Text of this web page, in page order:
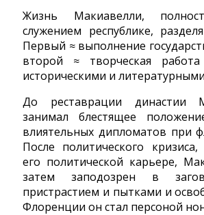
Жизнь Макиавелли,
служением республике,
Первый ≈ выполнение
второй ≈ творческая
историческими и
До реставрации династии
занимал блестящее
влиятельных дипломатов при
После политического
его политической карьере,
затем заподозрен в
пристрастием и пытками и
Флоренции он стал персоной